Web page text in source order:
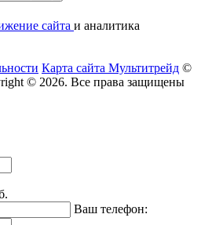
сайта и аналитика
Карта сайта Мультитрейд ©
© 2026. Все права защищены
Ваш телефон: